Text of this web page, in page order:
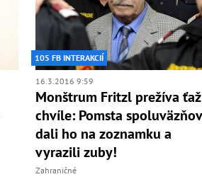
105 FB INTERAKCIÍ
16.3.2016 9:59
Monštrum Fritzl prežíva
chvíle: Pomsta
dali ho na zoznamku a
vyrazili zuby!
Zahraničné